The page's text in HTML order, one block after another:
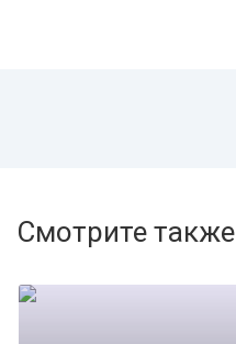
Смотрите также